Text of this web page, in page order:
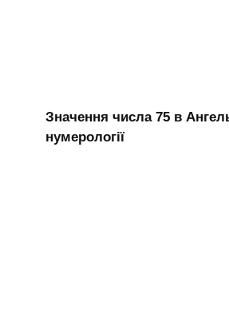
Значення числа 75 в
нумерології